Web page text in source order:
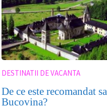
DESTINATII DE VACANTA
De ce este recomandat
Bucovina?